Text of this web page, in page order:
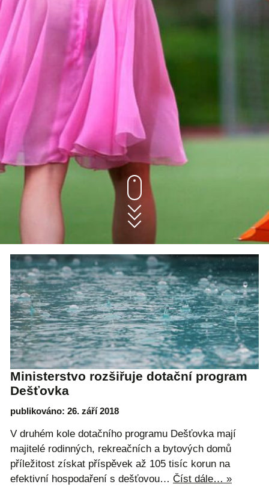
Ministerstvo rozšiřuje dotační program
Dešťovka
publikováno: 26. září 2018
V druhém kole dotačního programu Dešťovka mají
majitelé rodinných, rekreačních a bytových domů
příležitost získat příspěvek až 105 tisíc korun na
efektivní hospodaření s dešťovou… Číst dále… »